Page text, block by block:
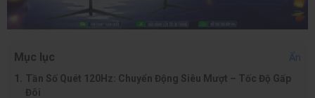
Mục lục
Ẩn
Tần Số Quét 120Hz: Chuyển Động Siêu Mượt – Tốc Độ Gấp
Đôi